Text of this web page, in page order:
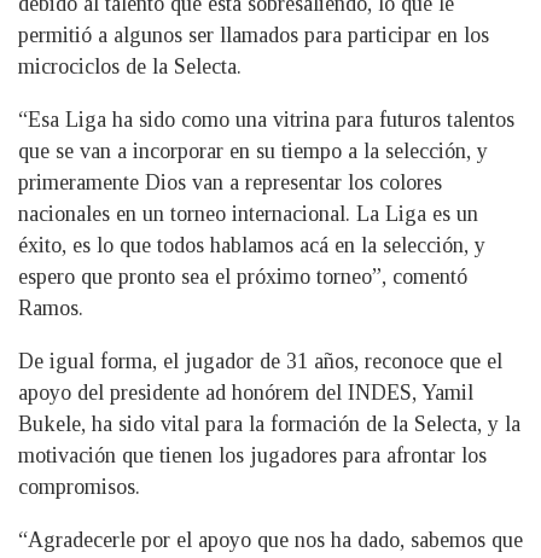
permitió a algunos ser llamados para participar en los
microciclos de la Selecta.
“Esa Liga ha sido como una vitrina para futuros talentos
que se van a incorporar en su tiempo a la selección, y
primeramente Dios van a representar los colores
nacionales en un torneo internacional. La Liga es un
éxito, es lo que todos hablamos acá en la selección, y
espero que pronto sea el próximo torneo”, comentó
Ramos.
De igual forma, el jugador de 31 años, reconoce que el
apoyo del presidente ad honórem del INDES, Yamil
Bukele, ha sido vital para la formación de la Selecta, y la
motivación que tienen los jugadores para afrontar los
compromisos.
“Agradecerle por el apoyo que nos ha dado, sabemos que